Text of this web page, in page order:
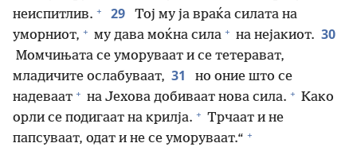
неиспитлив. + 29
Тој му ја враќа силата на
уморниот, + му дава моќна сила + на нејакиот. 30
Момчињата се уморуваат и се тетерават,
младичите ослабуваат, 31
но оние што се
надеваат + на Јехова добиваат нова сила. + Како
орли се подигаат на крилја. + Трчаат и не
папсуваат, одат и не се уморуваат.“ +